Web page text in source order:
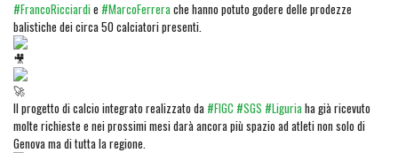
#FrancoRicciardie #MarcoFerrerache hanno potuto godere delle prodezze
balistiche dei circa 50 calciatori presenti.
Il progetto di calcio integrato realizzato da #FIGC #SGS #Liguriaha già ricevuto
molte richieste e nei prossimi mesi darà ancora più spazio ad atleti non solo di
Genova ma di tutta la regione.